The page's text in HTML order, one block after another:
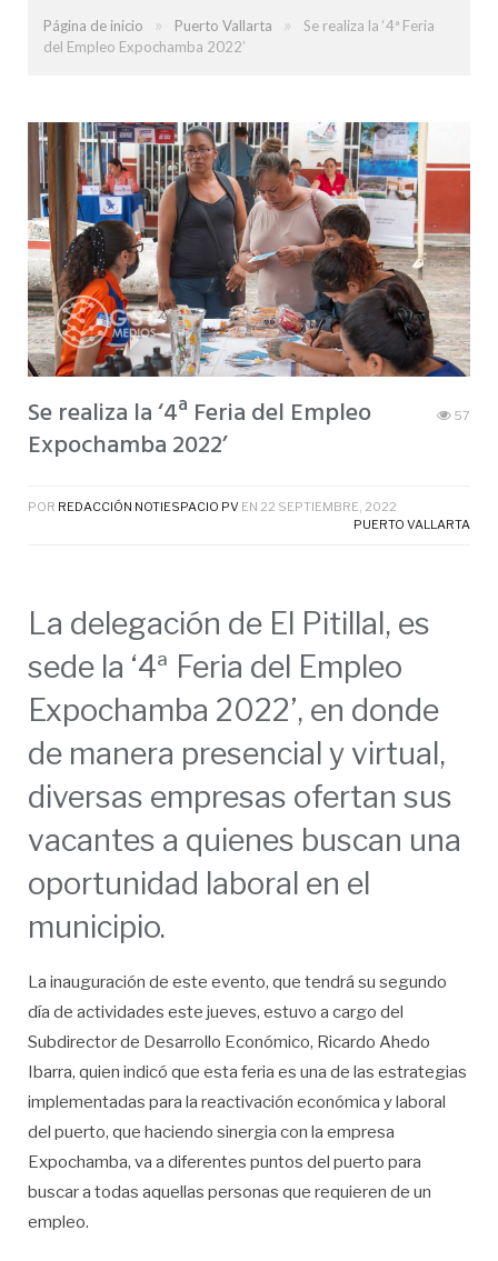
Página de inicio » Puerto Vallarta »
Se realiza la ‘4ª Feria
del Empleo Expochamba 2022’
Se realiza la ‘4ª Feria del Empleo
Expochamba 2022’
57
POR REDACCIÓN NOTIESPACIO PV EN 22 SEPTIEMBRE, 2022
PUERTO VALLARTA
La delegación de El Pitillal, es
sede la ‘4ª Feria del Empleo
Expochamba 2022’, en donde
de manera presencial y virtual,
diversas empresas ofertan sus
vacantes a quienes buscan una
oportunidad laboral en el
municipio.
La inauguración de este evento, que tendrá su segundo
día de actividades este jueves, estuvo a cargo del
Subdirector de Desarrollo Económico, Ricardo Ahedo
Ibarra, quien indicó que esta feria es una de las estrategias
implementadas para la reactivación económica y laboral
del puerto, que haciendo sinergia con la empresa
Expochamba, va a diferentes puntos del puerto para
buscar a todas aquellas personas que requieren de un
empleo.